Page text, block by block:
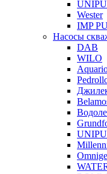
Wester
IMP
Насосы
DAB
WILO